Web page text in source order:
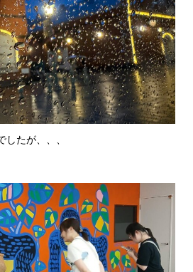
したが、、、